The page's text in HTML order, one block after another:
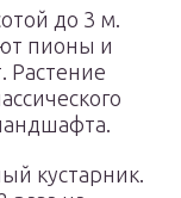
до 3 м.
пионы и
Растение
кустарник.